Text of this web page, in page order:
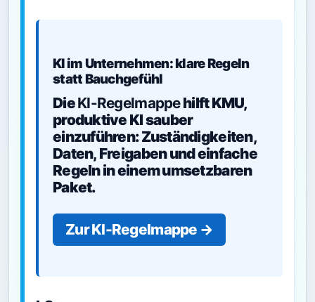
KI im Unternehmen: klare Regeln
statt Bauchgefühl
DieKI-Regelmappehilft KMU,
produktive KI sauber
einzuführen: Zuständigkeiten,
Daten, Freigaben und einfache
Regeln in einem umsetzbaren
Paket.
Zur KI-Regelmappe →